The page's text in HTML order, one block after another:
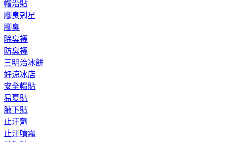
帽沿貼
腳臭剋星
腳臭
除臭襪
防臭襪
三明治冰餅
好涼冰店
安全帽貼
易夏貼
腋下貼
止汗劑
止汗噴霧